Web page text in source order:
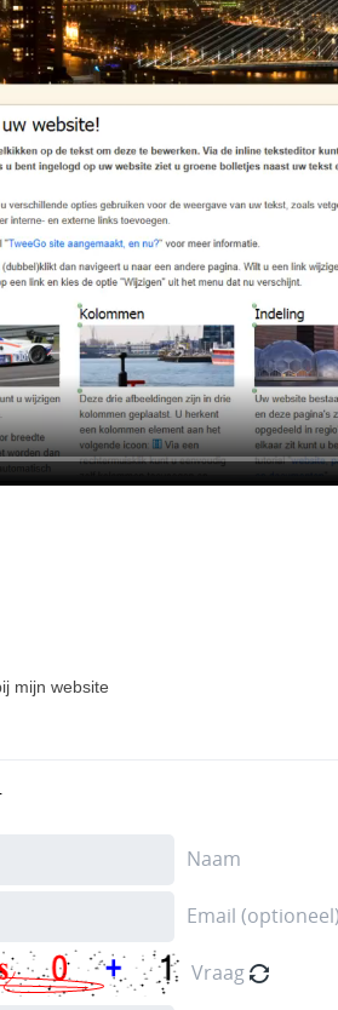
mijn website
Naam
Email (optioneel)
Vraag